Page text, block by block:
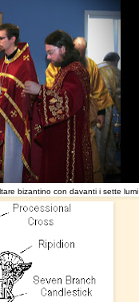
bizantino con davanti i sette lumi